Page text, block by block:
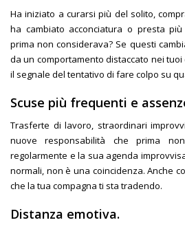
Ha iniziato a curarsi più del solito,
ha cambiato acconciatura o presta
prima non considerava? Se questi
da un comportamento distaccato nei
il segnale del tentativo di fare colpo su
Scuse più frequenti e
Trasferte di lavoro, straordinari
nuove responsabilità che prima
regolarmente e la sua agenda
normali, non è una coincidenza. Anche
che la tua compagna ti sta tradendo.
Distanza emotiva.